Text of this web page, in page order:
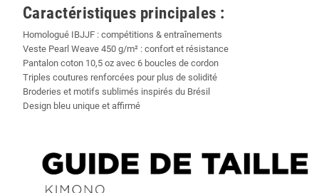
Caractéristiques principales :
Homologué IBJJF : compétitions & entraînements
Veste Pearl Weave 450 g/m² : confort et résistance
Pantalon coton 10,5 oz avec 6 boucles de cordon
Triples coutures renforcées pour plus de solidité
Broderies et motifs sublimés inspirés du Brésil
Design bleu unique et affirmé